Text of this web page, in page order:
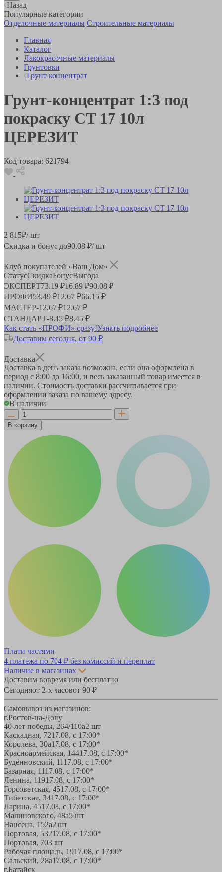
Назад
Популярные категории
Отделочные материалы Строительные материалы
Главная
Каталог
Лакокрасочные материалы
Грунтовки
Грунт концентрат
Грунт-концентрат 1:3 под
покраску CT 17 10л
ЦЕРЕЗИТ
Код товара: 621794
2 815₽/ шт
Скидка и бонус до90.08 ₽/ шт
Клуб покупателей «Ваш Дом»
СтатусСкидкаБонусВыгода
ЭКСПЕРТ73.19 ₽16.89 ₽90.08 ₽
ПРОФИ53.49 ₽12.67 ₽66.15 ₽
МАСТЕР-12.67 ₽12.67 ₽
СТАНДАРТ-8.45 ₽8.45 ₽
Как стать «ПРОФИ» сразу!Узнать подробнее
Доставим сегодня, от 90 ₽
Доставка
Доставка в день заказа возможна, если она оформлена в
период с 8:00 до 16:00, и весь заказанный товар имеется в
наличии. Стоимость доставки рассчитывается при
оформлении заказа по вашему адресу.
В наличии
В корзину
Плати частями
4 платежа по 704 ₽ без комиссий и переплат
Наличие в магазинах
Доставим вовремя или бесплатно
Сегодняот 2-х часовот 90 ₽
Самовывоз из магазинов:
г.Ростов-на-Дону
40-лет победы, 264/110а2 шт
Каскадная, 7217.08, с 17:00*
Королева, 30а17.08, с 17:00*
Красноармейская, 14417.08, с 17:00*
Будённовский, 1117.08, с 17:00*
Базарная, 1117.08, с 17:00*
Ленина, 11917.08, с 17:00*
Горсоветская, 4517.08, с 17:00*
Тибетская, 3417.08, с 17:00*
Ларина, 4517.08, с 17:00*
Малиновского, 48а5 шт
Нансена, 152а2 шт
Портовая, 53217.08, с 17:00*
Портовая, 703 шт
Рабочая площадь, 1917.08, с 17:00*
Сальский, 28a17.08, с 17:00*
г.Батайск